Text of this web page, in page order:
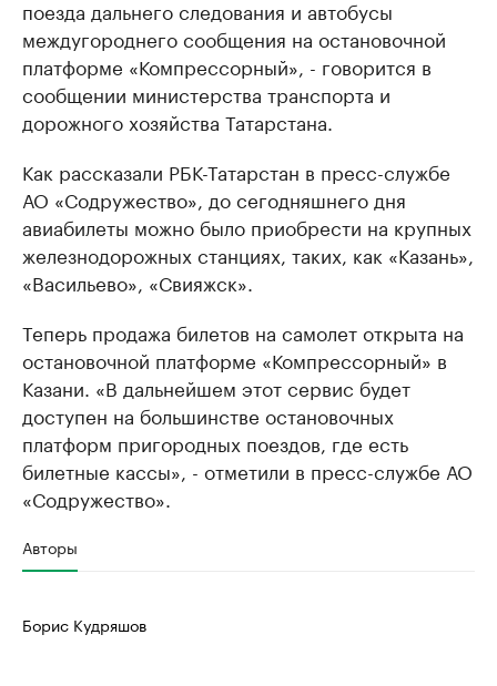
поезда дальнего следования и автобусы
междугороднего сообщения на остановочной
платформе «Компрессорный», - говорится в
сообщении министерства транспорта и
дорожного хозяйства Татарстана.
Как рассказали РБК-Татарстан в пресс-службе
АО «Содружество», до сегодняшнего дня
авиабилеты можно было приобрести на крупных
железнодорожных станциях, таких, как «Казань»,
«Васильево», «Свияжск».
Теперь продажа билетов на самолет открыта на
остановочной платформе «Компрессорный» в
Казани. «В дальнейшем этот сервис будет
доступен на большинстве остановочных
платформ пригородных поездов, где есть
билетные кассы», - отметили в пресс-службе АО
«Содружество».
Авторы
Борис Кудряшов